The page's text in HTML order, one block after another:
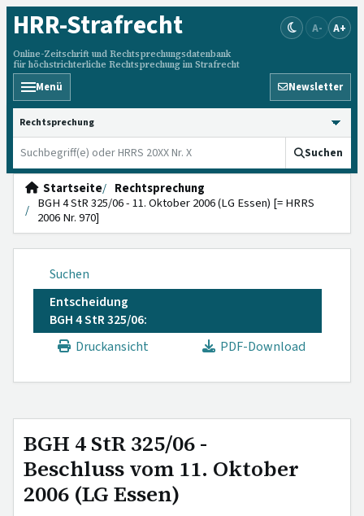
HRR-Strafrecht
Online-Zeitschrift und Rechtsprechungsdatenbank
für höchstrichterliche Rechtsprechung im Strafrecht
A- A+
Menü Newsletter
HRRS durchsuchen
Suchen
Startseite
Rechtsprechung
BGH 4 StR 325/06 - 11. Oktober 2006 (LG Essen) [= HRRS
2006 Nr. 970]
Suchen
Entscheidung
BGH 4 StR 325/06:
Druckansicht
PDF-Download
BGH 4 StR 325/06 -
Beschluss vom 11. Oktober
2006 (LG Essen)